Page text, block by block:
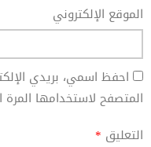
الموقع الإلكتروني
احفظ اسمي، بريدي
المتصفح لاستخدامها
التعليق *